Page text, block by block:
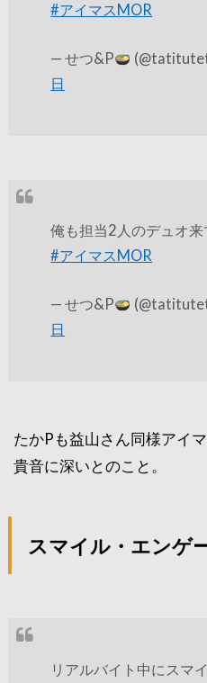
#アイマスMOR
— せつ&P
日
俺も担当2人のデュオ
#アイマスMOR
— せつ&P
日
たかPも益山さん同様アイ
貴音に深いとのこと。
スマイル・エンゲ
リアルバイト中にスマ